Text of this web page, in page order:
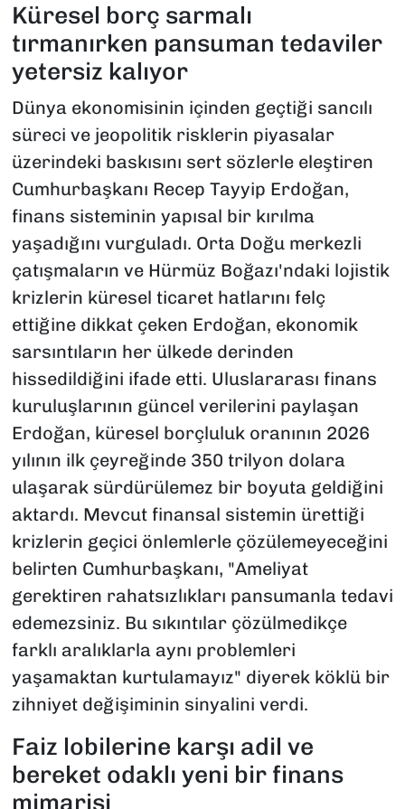
Küresel borç sarmalı
tırmanırken pansuman tedaviler
yetersiz kalıyor
Dünya ekonomisinin içinden geçtiği sancılı
süreci ve jeopolitik risklerin piyasalar
üzerindeki baskısını sert sözlerle eleştiren
Cumhurbaşkanı Recep Tayyip Erdoğan,
finans sisteminin yapısal bir kırılma
yaşadığını vurguladı. Orta Doğu merkezli
çatışmaların ve Hürmüz Boğazı'ndaki lojistik
krizlerin küresel ticaret hatlarını felç
ettiğine dikkat çeken Erdoğan, ekonomik
sarsıntıların her ülkede derinden
hissedildiğini ifade etti. Uluslararası finans
kuruluşlarının güncel verilerini paylaşan
Erdoğan, küresel borçluluk oranının 2026
yılının ilk çeyreğinde 350 trilyon dolara
ulaşarak sürdürülemez bir boyuta geldiğini
aktardı. Mevcut finansal sistemin ürettiği
krizlerin geçici önlemlerle çözülemeyeceğini
belirten Cumhurbaşkanı, "Ameliyat
gerektiren rahatsızlıkları pansumanla tedavi
edemezsiniz. Bu sıkıntılar çözülmedikçe
farklı aralıklarla aynı problemleri
yaşamaktan kurtulamayız" diyerek köklü bir
zihniyet değişiminin sinyalini verdi.
Faiz lobilerine karşı adil ve
bereket odaklı yeni bir finans
mimarisi